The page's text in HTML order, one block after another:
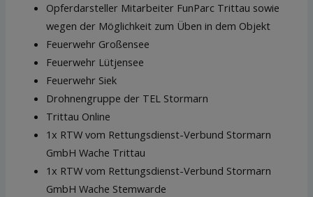
Opferdarsteller Mitarbeiter FunParc Trittau sowie
wegen der Möglichkeit zum Üben in dem Objekt
Feuerwehr Großensee
Feuerwehr Lütjensee
Feuerwehr Siek
Drohnengruppe der TEL Stormarn
Trittau Online
1x RTW vom Rettungsdienst-Verbund Stormarn
GmbH Wache Trittau
1x RTW vom Rettungsdienst-Verbund Stormarn
GmbH Wache Stemwarde